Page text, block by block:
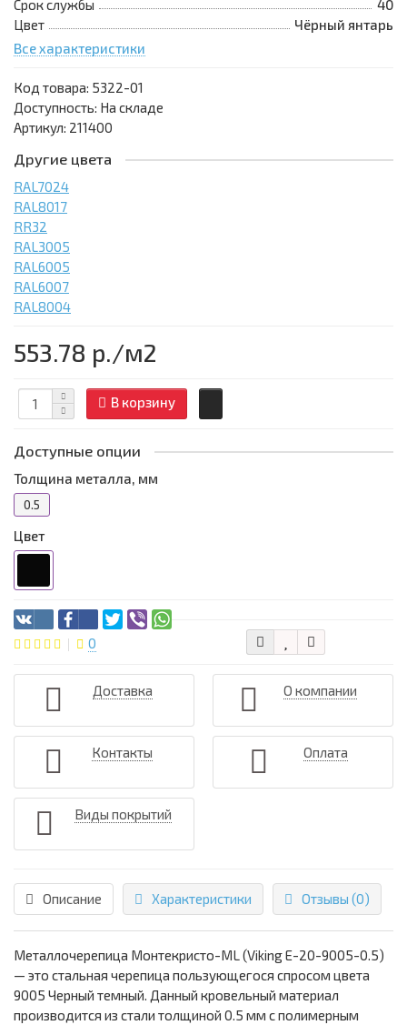
Срок службы
40
Цвет
Чёрный янтарь
Все характеристики
Код товара: 5322-01
Доступность: На складе
Артикул: 211400
Другие цвета
RAL7024
RAL8017
RR32
RAL3005
RAL6005
RAL6007
RAL8004
553.78 р./м2
В корзину
Доступные опции
Толщина металла, мм
0.5
Цвет
0
Доставка О компании
Контакты Оплата
Виды покрытий
Описание Характеристики Отзывы (0)
Металлочерепица Монтекристо-ML (Viking E-20-9005-0.5)
— это стальная черепица пользующегося спросом цвета
9005 Черный темный. Данный кровельный материал
производится из стали толщиной 0.5 мм с полимерным